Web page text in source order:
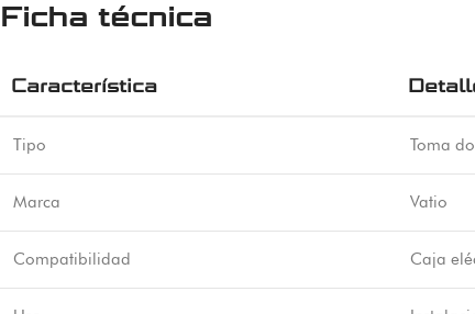
Ficha técnica
Característica
Tipo Toma
Marca Vatio
Compatibilidad Caja